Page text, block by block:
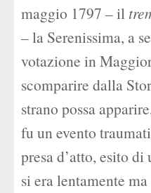
maggio 1797 – il
– la Serenissima, a
votazione in
scomparire dalla
strano possa
fu un evento
presa d’atto, esito
si era lentamente